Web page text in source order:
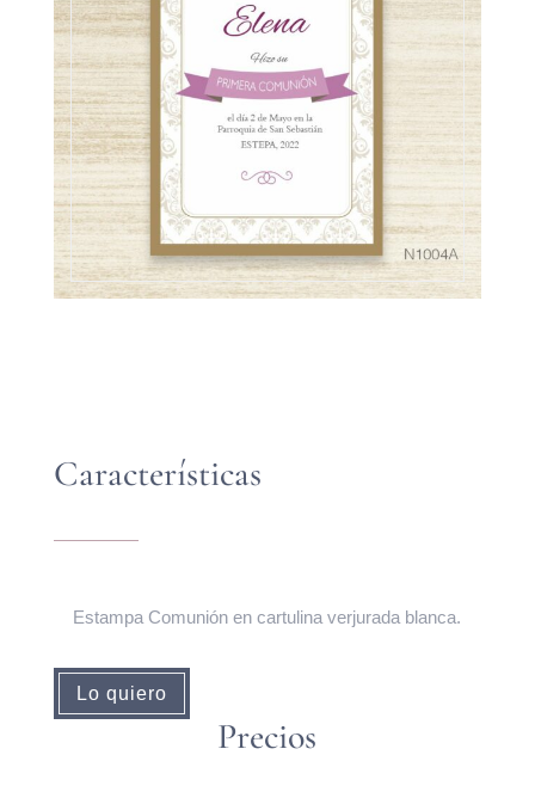
Características
Estampa Comunión en cartulina verjurada blanca.
Lo quiero
Precios